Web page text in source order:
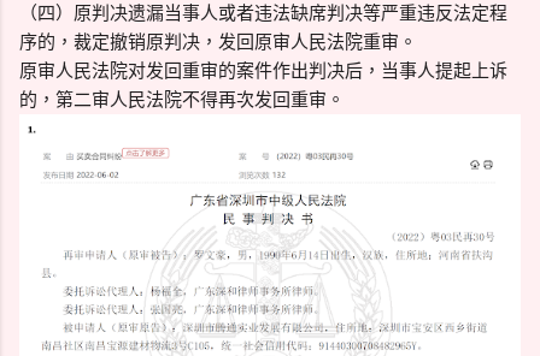
（四）原判决遗漏当事人或者违法缺席判决等严重违反法定程
序的，裁定撤销原判决，发回原审人民法院重审。
原审人民法院对发回重审的案件作出判决后，当事人提起上诉
的，第二审人民法院不得再次发回重审。